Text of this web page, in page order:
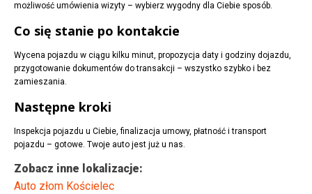
możliwość umówienia wizyty – wybierz wygodny dla Ciebie sposób.
Co się stanie po kontakcie
Wycena pojazdu w ciągu kilku minut, propozycja daty i godziny dojazdu,
przygotowanie dokumentów do transakcji – wszystko szybko i bez
zamieszania.
Następne kroki
Inspekcja pojazdu u Ciebie, finalizacja umowy, płatność i transport
pojazdu – gotowe. Twoje auto jest już u nas.
Zobacz inne lokalizacje:
Auto złom Kościelec